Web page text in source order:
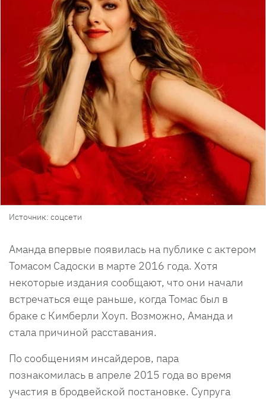
Источник: соцсети
Аманда впервые появилась на публике с актером
Томасом Садоски в марте 2016 года. Хотя
некоторые издания сообщают, что они начали
встречаться еще раньше, когда Томас был в
браке с Кимберли Хоуп. Возможно, Аманда и
стала причиной расставания.
По сообщениям инсайдеров, пара
познакомилась в апреле 2015 года во время
участия в бродвейской постановке. Супруга